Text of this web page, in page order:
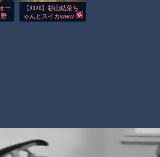
ットの正体が判明
ー 【ﾒﾛﾒﾛ】杉山結菜ち
ゃんとスイカwww